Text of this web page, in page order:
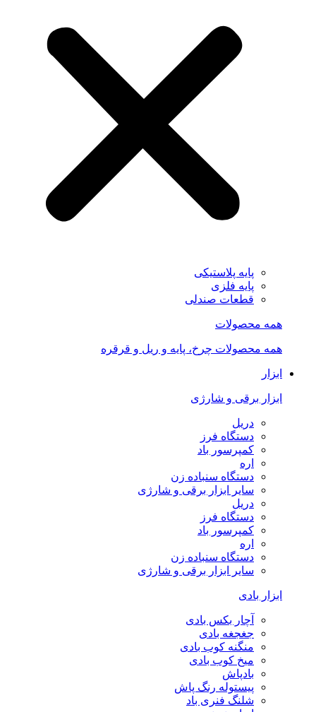
پایه پلاستیکی
پایه فلزی
قطعات صندلی
همه محصولات
همه محصولات چرخ، پایه و ریل و قرقره
ابزار
ابزار برقی و شارژی
دریل
دستگاه فرز
کمپرسور باد
اره
دستگاه سنباده زن
سایر ابزار برقی و شارژی
دریل
دستگاه فرز
کمپرسور باد
اره
دستگاه سنباده زن
سایر ابزار برقی و شارژی
ابزار بادی
آچار بکس بادی
جغجغه بادی
منگنه کوب بادی
میخ کوب بادی
بادپاش
پیستوله رنگ پاش
شلنگ فنری باد